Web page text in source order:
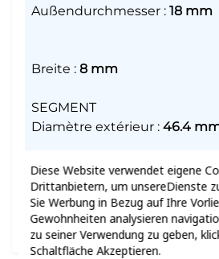
Diese Website verwendet eigene
Drittanbietern, um unsereDienste
Sie Werbung in Bezug auf Ihre
Gewohnheiten analysieren
zu seiner Verwendung zu geben,
Schaltfläche Akzeptieren.
Außendurchmesser : 18 mm
Breite : 8 mm
SEGMENT
Diamètre extérieur : 46.4
SOUFFLET
Materialart: Nitril